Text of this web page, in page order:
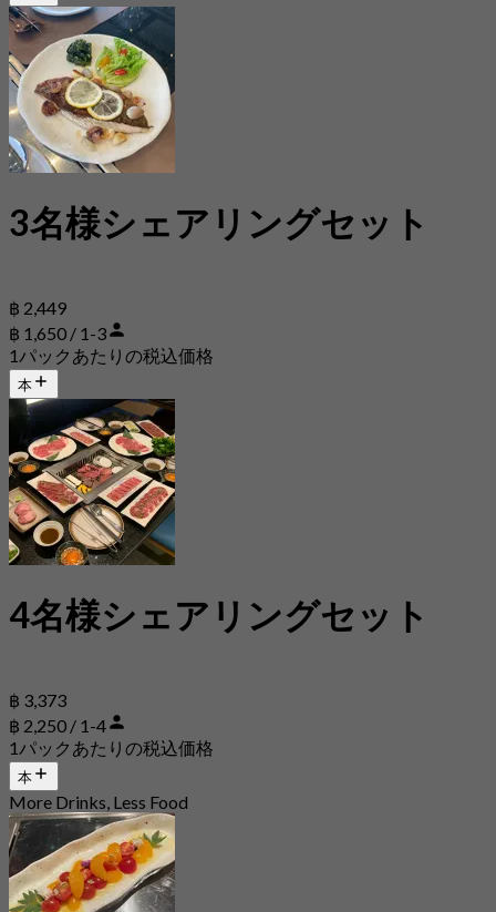
3名様シェアリングセット
฿ 2,449
฿ 1,650 / 1-3
1パックあたりの税込価格
本
4名様シェアリングセット
฿ 3,373
฿ 2,250 / 1-4
1パックあたりの税込価格
本
More Drinks, Less Food